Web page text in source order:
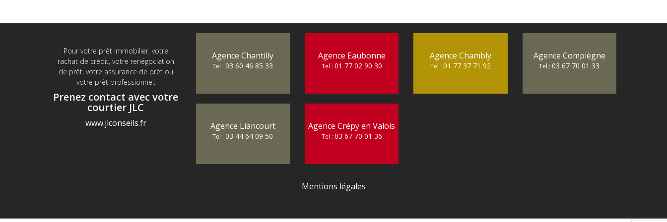
Pour votre prêt immobilier, votre
rachat de crédit, votre renégociation
de prêt, votre assurance de prêt ou
votre prêt professionnel.
Prenez contact avec votre
courtier JLC
www.jlconseils.fr
Agence Chantilly
Tel :03 60 46 85 33
Agence Eaubonne
Tel : 01 77 02 90 30
Agence Chambly
Tel : 01 77 37 71 92
Agence Compiègne
Tel :03 67 70 01 33
Agence Liancourt
Tel :03 44 64 09 50
Agence Crépy en Valois
Tel : 03 67 70 01 36
Mentions légales